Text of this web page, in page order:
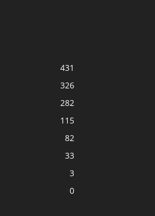
431
326
282
115
82
33
3
0